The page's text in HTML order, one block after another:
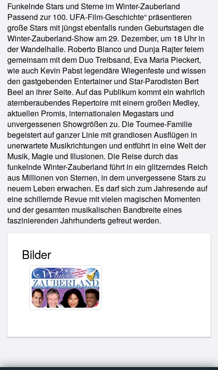
Funkelnde Stars und Sterne im Winter-Zauberland
Passend zur 100. UFA-Film-Geschichte“ präsentieren
große Stars mit jüngst ebenfalls runden Geburtstagen die
Winter-Zauberland-Show am 29. Dezember, um 18 Uhr in
der Wandelhalle. Roberto Blanco und Dunja Rajter feiern
gemeinsam mit dem Duo Treibsand, Eva Maria Pieckert,
wie auch Kevin Pabst legendäre Wiegenfeste und wissen
den gastgebenden Entertainer und Star-Parodisten Bert
Beel an ihrer Seite. Auf das Publikum kommt ein wahrlich
atemberaubendes Repertoire mit einem großen Medley,
aktuellen Promis, internationalen Megastars und
unvergessenen Showgrößen zu. Die Tournee-Familie
begeistert auf ganzer Linie mit grandiosen Ausflügen in
unerwartete Musikrichtungen und entführt in eine Welt der
Musik, Magie und Illusionen. Die Reise durch das
funkelnde Winter-Zauberland führt in ein glitzerndes Reich
aus Millionen von Sternen, in dem unvergessene Stars zu
neuem Leben erwachen. Es darf sich zum Jahresende auf
eine schillernde Revue mit vielen magischen Momenten
und der gesamten musikalischen Bandbreite eines
faszinierenden Jahrhunderts gefreut werden.
Bilder